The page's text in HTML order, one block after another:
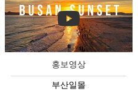
홍보영상
부산일몰